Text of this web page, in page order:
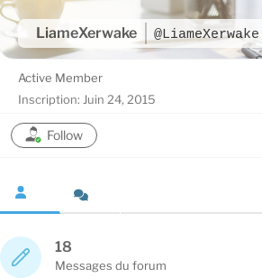
LiameXerwake @LiameXerwake
Active Member
Inscription: Juin 24, 2015
Follow
18
Messages du forum